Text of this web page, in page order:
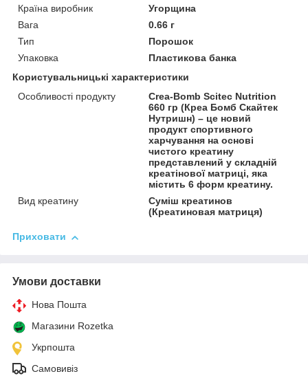
Країна виробник
Угорщина
Вага
0.66 г
Тип
Порошок
Упаковка
Пластикова банка
Користувальницькі характеристики
Особливості продукту
Crea-Bomb Scitec Nutrition
660 гр (Креа Бомб Скайтек
Нутришн) – це новий
продукт спортивного
харчування на основі
чистого креатину
представлений у складній
креатінової матриці, яка
містить 6 форм креатину.
Вид креатину
Суміш креатинов
(Креатиновая матриця)
Приховати
Умови доставки
Нова Пошта
Магазини Rozetka
Укрпошта
Самовивіз